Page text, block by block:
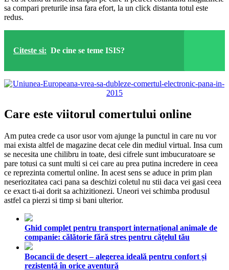
sa compari preturile insa fara efort, la un click distanta totul este
redus.
Citeste si: De cine se teme ISIS?
Care este viitorul comertului online
Am putea crede ca usor usor vom ajunge la punctul in care nu vor
mai exista altfel de magazine decat cele din mediul virtual. Insa cum
se necesita une chilibru in toate, desi cifrele sunt imbucuratoare se
pare totusi ca sunt multi si cei care au prea putina incredere in ceea
ce reprezinta comertul online. In acest sens se aduce in prim plan
neseriozitatea caci pana sa deschizi coletul nu stii daca vei gasi ceea
ce exact ti-ai dorit sa achizitionezi. Uneori vei schimba produsul
astfel ca pierzi si timp si bani ulterior.
Ghid complet pentru transport internațional animale de
companie: călătorie fără stres pentru cățelul tău
Bocancii de deșert – alegerea ideală pentru confort și
rezistență în orice aventură